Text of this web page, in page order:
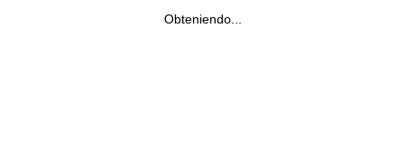
Obteniendo...